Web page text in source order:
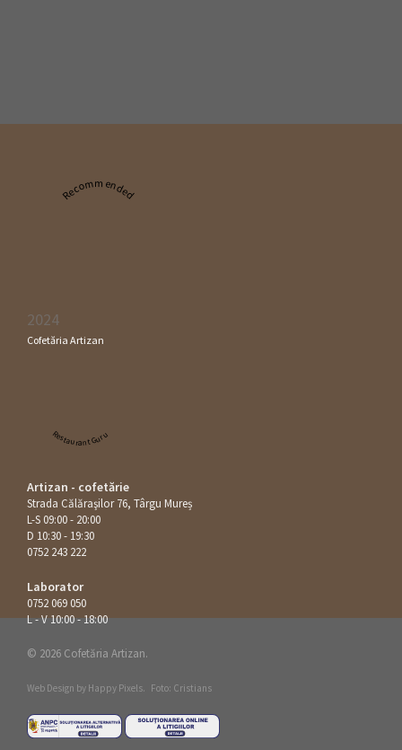
Recommended
2024
Cofetăria Artizan
Restaurant Guru
Artizan - cofetărie
Strada Călăraşilor 76, Târgu Mureș
L-S 09:00 - 20:00
D 10:30 - 19:30
0752 243 222
Laborator
0752 069 050
L - V 10:00 - 18:00
© 2026 Cofetăria Artizan.
Web Design by Happy Pixels. Foto: Cristians